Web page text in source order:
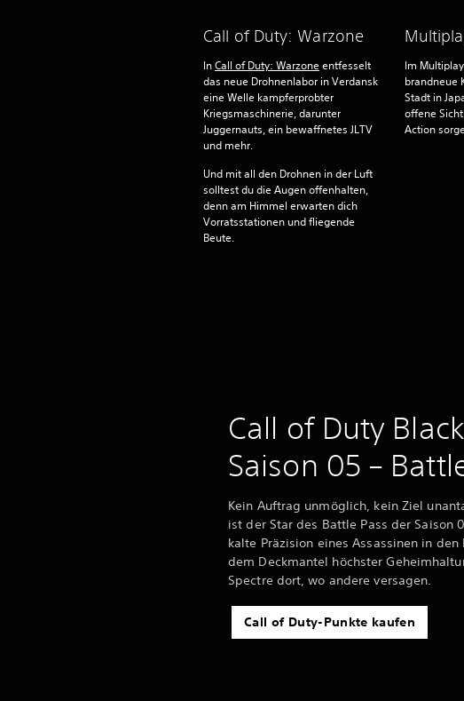
Call of Duty: Warzone
InCall of Duty: Warzoneentfesselt
das neue Drohnenlabor in Verdansk
eine Welle kampferprobter
Kriegsmaschinerie, darunter
Juggernauts, ein bewaffnetes JLTV
und mehr.
Und mit all den Drohnen in der Luft
solltest du die Augen offenhalten,
denn am Himmel erwarten dich
Vorratsstationen und fliegende
Beute.
Im
brandneue
Stadt in
offene
Action
Call of Duty
Saison 05 –
Kein Auftrag unmöglich, kein Ziel
ist der Star des Battle Pass der Saison
kalte Präzision eines Assassinen in den
dem Deckmantel höchster
Spectre dort, wo andere versagen.
Call of Duty-Punkte kaufen